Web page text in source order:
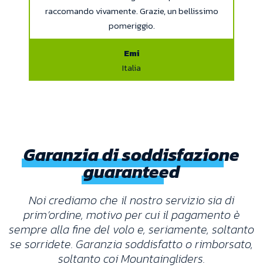
raccomando vivamente. Grazie, un bellissimo
pomeriggio.
Emi
Italia
Garanzia di soddisfazione
guaranteed
Noi crediamo che il nostro servizio sia di
prim’ordine, motivo per cui il pagamento è
sempre alla fine del volo e, seriamente, soltanto
se sorridete. Garanzia soddisfatto o rimborsato,
soltanto coi Mountaingliders.